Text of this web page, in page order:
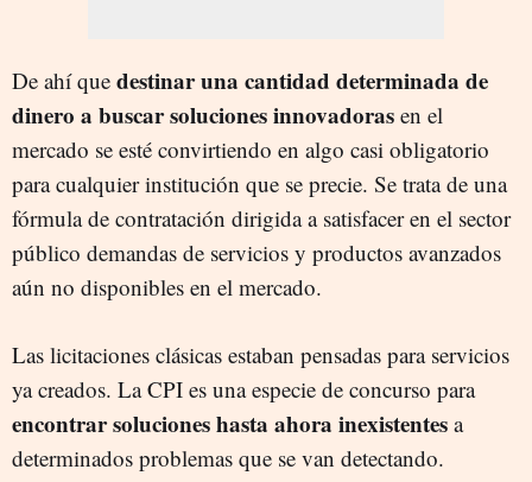
De ahí que destinar una cantidad determinada de
dinero a buscar soluciones innovadoras en el
mercado se esté convirtiendo en algo casi obligatorio
para cualquier institución que se precie. Se trata de una
fórmula de contratación dirigida a satisfacer en el sector
público demandas de servicios y productos avanzados
aún no disponibles en el mercado.
Las licitaciones clásicas estaban pensadas para servicios
ya creados. La CPI es una especie de concurso para
encontrar soluciones hasta ahora inexistentes a
determinados problemas que se van detectando.